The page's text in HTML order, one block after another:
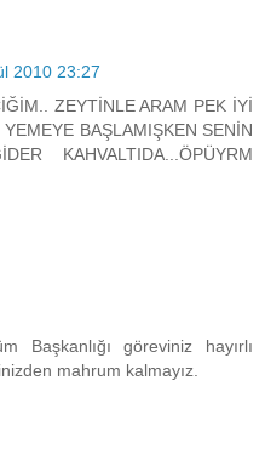
2010 23:27
ZEYTİNLE ARAM PEK İYİ
BAŞLAMIŞKEN SENİN
KAHVALTIDA...ÖPÜYRM
Başkanlığı göreviniz hayırlı
mahrum kalmayız.